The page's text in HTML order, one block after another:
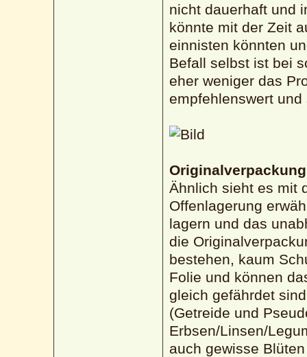
nicht dauerhaft und
könnte mit der Zeit
einnisten könnten
Befall selbst ist bei
eher weniger das
empfehlenswert
Originalverpackung
Ähnlich sieht es mit
Offenlagerung
lagern und das
die
bestehen, kaum
Folie und können
gleich gefährdet
(Getreide und
Erbsen/Linsen/
auch gewisse